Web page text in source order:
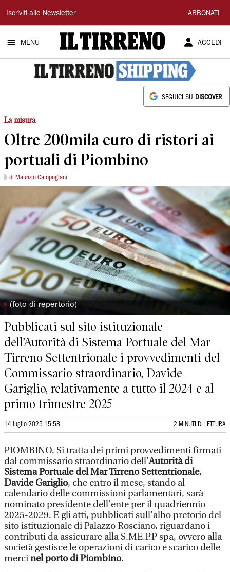
Il
Tirreno
Iscriviti alle Newsletter ABBONATI
MENU ACCEDI
SEGUICI SU DISCOVER
La misura
Oltre 200mila euro di ristori ai
portuali di Piombino
di Maurizio Campogiani
◗ (foto di repertorio)
Pubblicati sul sito istituzionale
dell’Autorità di Sistema Portuale del Mar
Tirreno Settentrionale i provvedimenti del
Commissario straordinario, Davide
Gariglio, relativamente a tutto il 2024 e al
primo trimestre 2025
14 luglio 2025 15:58 2 MINUTI DI LETTURA
PIOMBINO. Si tratta dei primi provvedimenti firmati
dal commissario straordinario dell’Autorità di
Sistema Portuale del Mar Tirreno Settentrionale,
Davide Gariglio, che entro il mese, stando al
calendario delle commissioni parlamentari, sarà
nominato presidente dell’ente per il quadriennio
2025-2029. E gli atti, pubblicati sull’albo pretorio del
sito istituzionale di Palazzo Rosciano, riguardano i
contributi da assicurare alla S.ME.P.P spa, ovvero alla
società gestisce le operazioni di carico e scarico delle
mercinel porto di Piombino.